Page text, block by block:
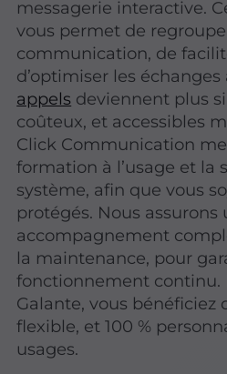
messagerie interactive.
vous permet de
communication, de
d’optimiser les échanges
appels deviennent plus
coûteux, et accessibles
Click Communication
formation à l’usage et la
système, afin que vous
protégés. Nous assurons
accompagnement
la maintenance, pour
fonctionnement continu.
Galante, vous bénéficiez
flexible, et 100 %
usages.